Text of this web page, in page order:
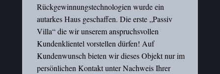
Rückgewinnungstechnologien wurde ein
autarkes Haus geschaffen. Die erste „Passiv
Villa“ die wir unserem anspruchsvollen
Kundenklientel vorstellen dürfen! Auf
Kundenwunsch bieten wir dieses Objekt nur im
persönlichen Kontakt unter Nachweis Ihrer